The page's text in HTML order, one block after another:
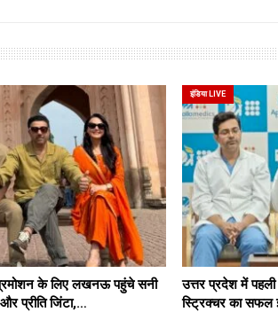
के लिए लखनऊ पहुंचे सनी
प्रीति जिंटा,…
इंडिया LIVE
उत्तर प्रदेश में
स्ट्रिक्चर का सफल